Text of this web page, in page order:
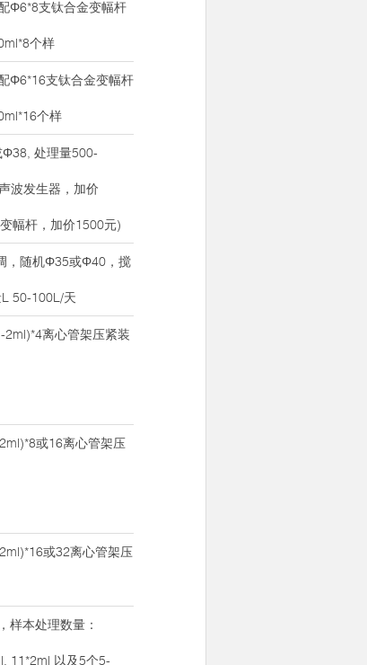
Φ6*8支钛合金变幅杆
个样
Φ6*16支钛合金变幅杆
个样
处理量500-
波发生器，加价
幅杆，加价1500元)
，随机Φ35或Φ40，搅
50-100L/天
2ml)*4离心管架压紧装
或16离心管架压
或32离心管架压
样本处理数量：
11*2ml 以及5个5-